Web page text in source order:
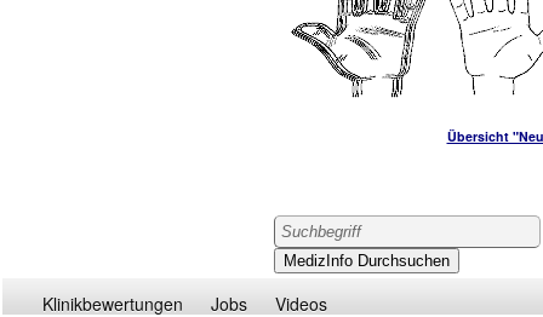
Übersicht
Klinikbewertungen Jobs Videos